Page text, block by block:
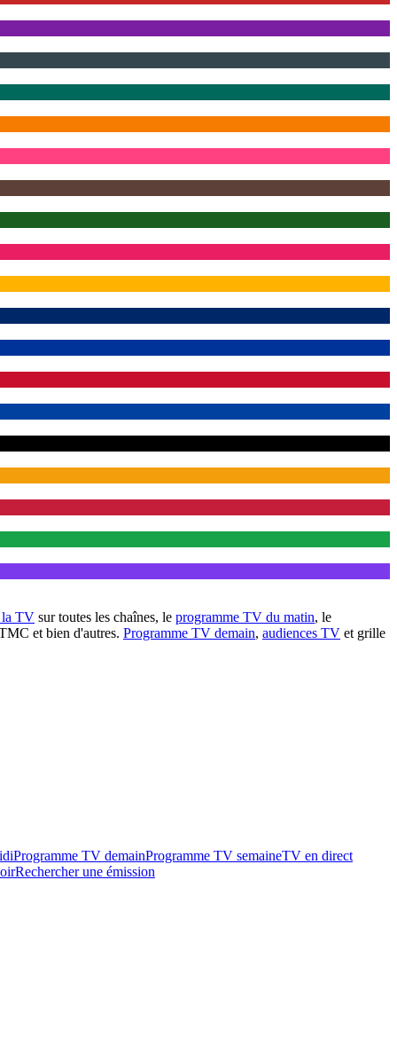
la TV sur toutes les chaînes, le programme TV du matin, le
et bien d'autres. Programme TV demain, audiences TV et grille
Programme TV demainProgramme TV semaineTV en direct
Rechercher une émission